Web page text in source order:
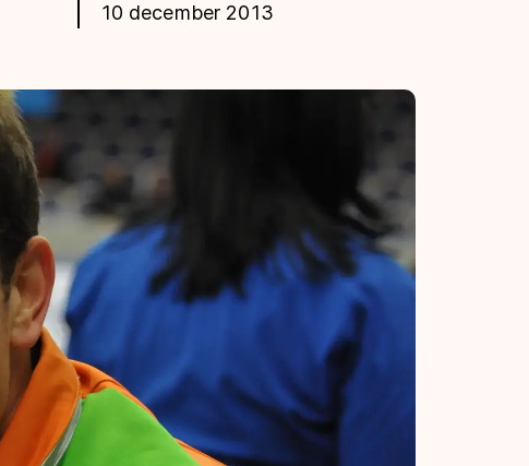
10 december 2013